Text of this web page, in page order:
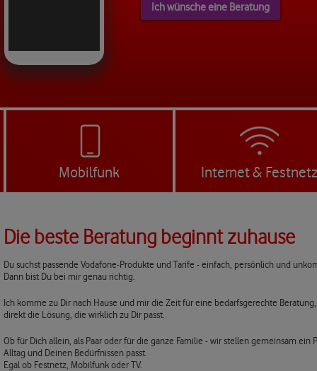
Ich wünsche eine Beratung
Mobilfunk Internet &
Die beste Beratung beginnt zuhause
Du suchst passende Vodafone-Produkte und Tarife - einfach, persönlich und
Dann bist Du bei mir genau richtig.
Ich komme zu Dir nach Hause und mir die Zeit für eine bedarfsgerechte
direkt die Lösung, die wirklich zu Dir passt.
Ob für Dich allein, als Paar oder für die ganze Familie - wir stellen gemeinsam ein
Alltag und Deinen Bedürfnissen passt.
Egal ob Festnetz, Mobilfunk oder TV.